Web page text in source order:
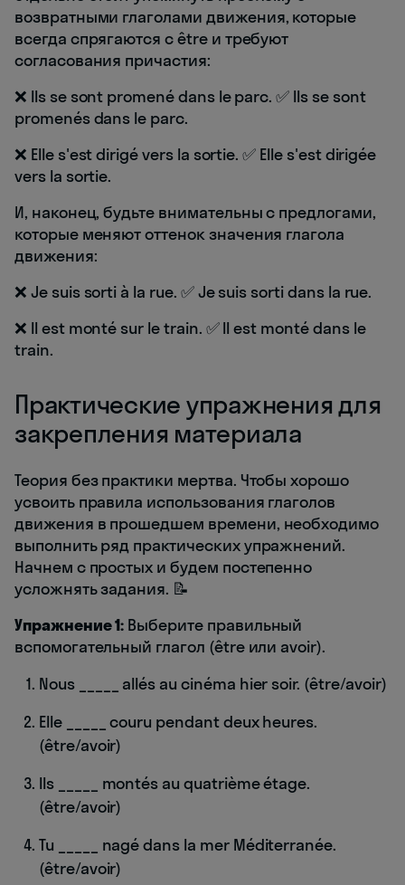
возвратными глаголами движения, которые
всегда спрягаются с être и требуют
согласования причастия:
❌ Ils se sont promené dans le parc. ✅ Ils se sont
promenés dans le parc.
❌ Elle s'est dirigé vers la sortie. ✅ Elle s'est dirigée
vers la sortie.
И, наконец, будьте внимательны с предлогами,
которые меняют оттенок значения глагола
движения:
❌ Je suis sorti à la rue. ✅ Je suis sorti dans la rue.
❌ Il est monté sur le train. ✅ Il est monté dans le
train.
Практические упражнения для
закрепления материала
Теория без практики мертва. Чтобы хорошо
усвоить правила использования глаголов
движения в прошедшем времени, необходимо
выполнить ряд практических упражнений.
Начнем с простых и будем постепенно
усложнять задания. 📝
Упражнение 1: Выберите правильный
вспомогательный глагол (être или avoir).
Nous _____ allés au cinéma hier soir. (être/avoir)
Elle _____ couru pendant deux heures.
(être/avoir)
Ils _____ montés au quatrième étage.
(être/avoir)
Tu _____ nagé dans la mer Méditerranée.
(être/avoir)